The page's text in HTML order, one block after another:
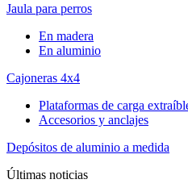
Jaula para perros
En madera
En aluminio
Cajoneras 4x4
Plataformas de carga
Accesorios y anclajes
Depósitos de aluminio a medida
Últimas noticias